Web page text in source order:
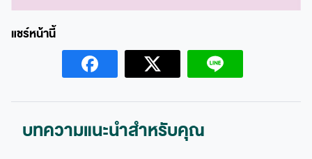
บทความแนะนำสำหรับคุณ